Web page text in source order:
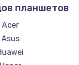
планшетов